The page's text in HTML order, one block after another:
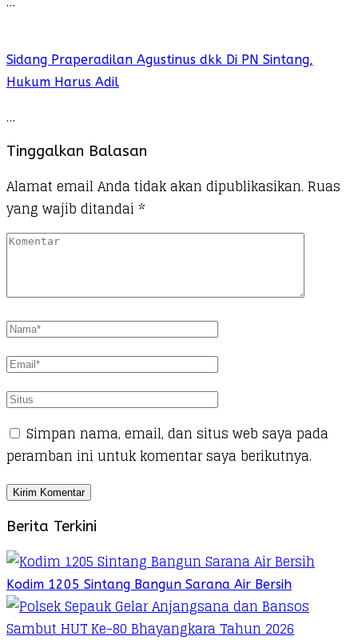
Sidang Praperadilan Agustinus dkk Di PN Sintang,
Hukum Harus Adil
…
Tinggalkan Balasan
Alamat email Anda tidak akan dipublikasikan. Ruas
yang wajib ditandai *
Simpan nama, email, dan situs web saya pada
peramban ini untuk komentar saya berikutnya.
Berita Terkini
Kodim 1205 Sintang Bangun Sarana Air Bersih